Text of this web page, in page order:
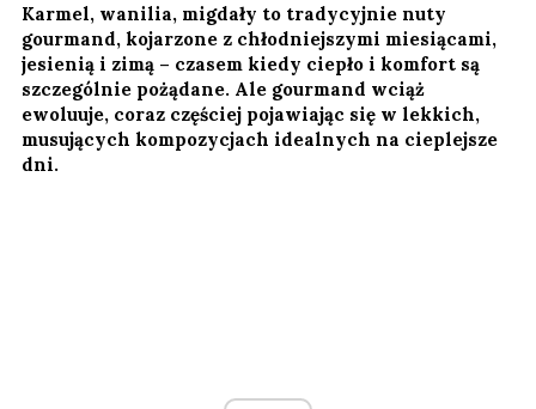
Karmel, wanilia, migdały to tradycyjnie nuty
gourmand, kojarzone z chłodniejszymi miesiącami,
jesienią i zimą – czasem kiedy ciepło i komfort są
szczególnie pożądane. Ale gourmand wciąż
ewoluuje, coraz częściej pojawiając się w lekkich,
musujących kompozycjach idealnych na cieplejsze
dni.